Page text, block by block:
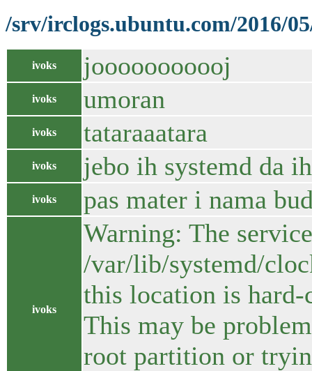
/srv/irclogs.ubuntu.com/2016/
ivoks jooooooooooj
ivoks umoran
ivoks tataraaatara
ivoks jebo ih systemd da
ivoks pas mater i nama
ivoks
Warning: The
/var/lib/systemd/
this location is hard-
This may be
root partition or